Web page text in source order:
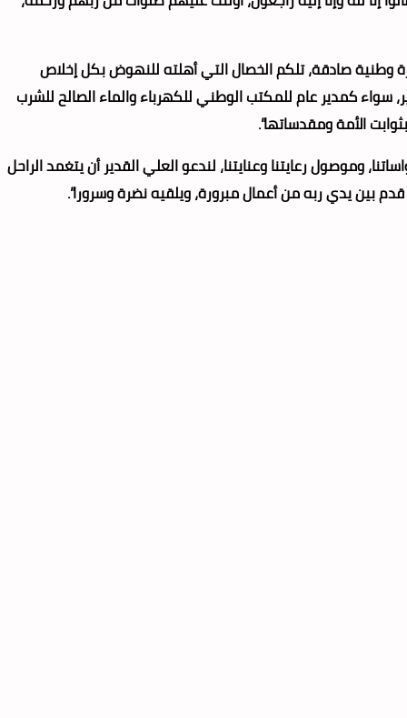
وطنية صادقة، تلكم الخصال التي أهلته للنهوض بكل إخلاص
سواء كمدير عام للمكتب الوطني للكهرباء والماء الصالح للشرب
الأمة ومقدساتها”.
وموصول رعايتنا وعنايتنا، لندعو العلي القدير أن يتغمد الراحل
بين يدي ربه من أعمال مبرورة، ويلقيه نضرة وسرورا”.